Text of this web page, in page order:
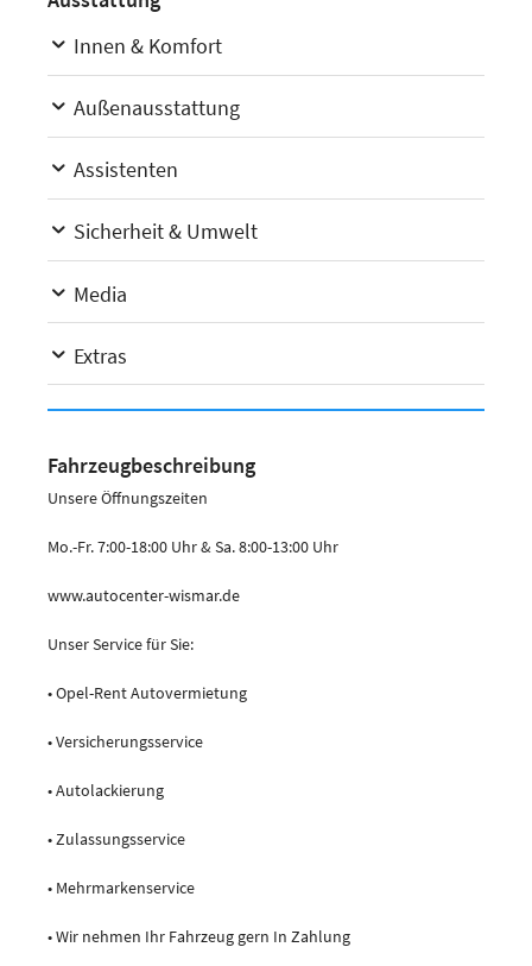
Innen & Komfort
Außenausstattung
Assistenten
Sicherheit & Umwelt
Media
Extras
Fahrzeugbeschreibung
Unsere Öffnungszeiten
Mo.-Fr. 7:00-18:00 Uhr & Sa. 8:00-13:00 Uhr
www.autocenter-wismar.de
Unser Service für Sie:
• Opel-Rent Autovermietung
• Versicherungsservice
• Autolackierung
• Zulassungsservice
• Mehrmarkenservice
• Wir nehmen Ihr Fahrzeug gern In Zahlung